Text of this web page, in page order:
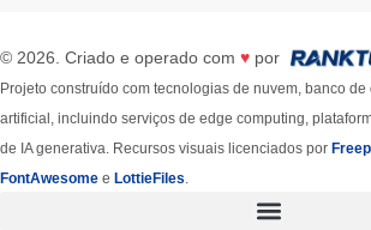
© 2026. Criado e operado com ♥ por
Projeto construído com tecnologias de nuvem, banco
artificial, incluindo serviços de edge computing,
de IA generativa. Recursos visuais licenciados por
FontAwesome e LottieFiles